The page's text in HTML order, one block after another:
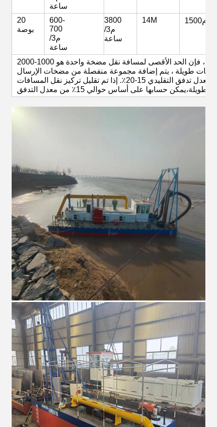
ساعة
20
بوصة
600-
700
م3/
ساعة
3800
م3/
ساعة
14M 1500م
ملاحظة: نظرًا لأن هذا المعدات هو منتج مخصص ، فإن الحد الأقصى لمسافة نقل مضخة واحدة هو 1000-2000m.
يتم حساب الناتج المذكور أعلاه على أساس تركيز معدل تدفق التقليدي 15-20٪. إذا تم تقليل تركيز نقل المسافات